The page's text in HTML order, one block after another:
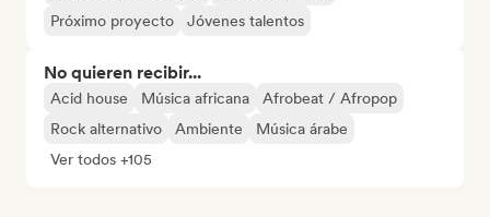
Próximo proyecto
Jóvenes talentos
No quieren recibir...
Acid house Música africana
Afrobeat / Afropop
Rock alternativo
Ambiente
Música árabe
Ver todos +105